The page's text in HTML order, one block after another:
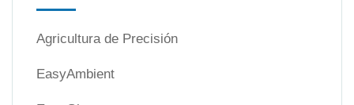
Agricultura de Precisión
EasyAmbient